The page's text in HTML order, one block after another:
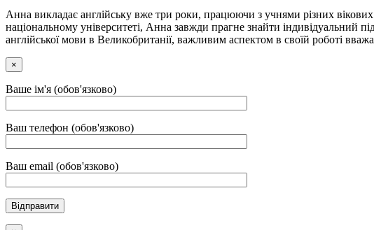
Анна викладає англійську вже три роки, працюючи з учнями різних вікових
національному університеті, Анна завжди прагне знайти індивідуальний
англійської мови в Великобританії, важливим аспектом в своїй роботі
×
Ваше ім'я (обов'язково)
Ваш телефон (обов'язково)
Ваш email (обов'язково)